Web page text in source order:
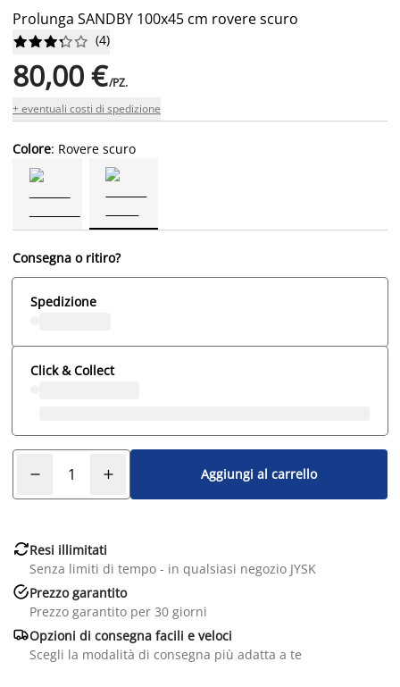
Prolunga SANDBY 100x45 cm rovere scuro





 (4)
80,00 €/PZ.
+ eventuali costi di spedizione
Colore: Rovere scuro
Consegna o ritiro?
Spedizione
Click & Collect
Aggiungi al carrello
Resi illimitati
Senza limiti di tempo - in qualsiasi negozio JYSK
Prezzo garantito
Prezzo garantito per 30 giorni
Opzioni di consegna facili e veloci
Scegli la modalità di consegna più adatta a te